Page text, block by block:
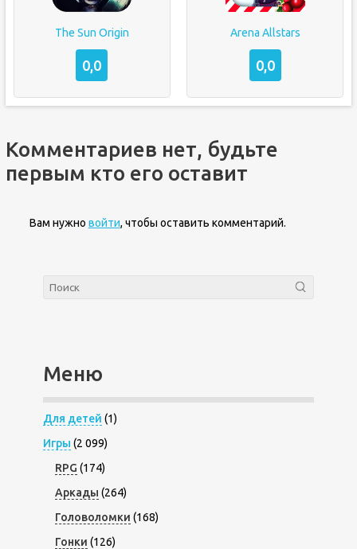
The Sun Origin
0,0
Arena Allstars
0,0
Комментариев нет, будьте
первым кто его оставит
Вам нужно войти, чтобы оставить комментарий.
Меню
Для детей (1)
Игры (2 099)
RPG (174)
Аркады (264)
Головоломки (168)
Гонки (126)